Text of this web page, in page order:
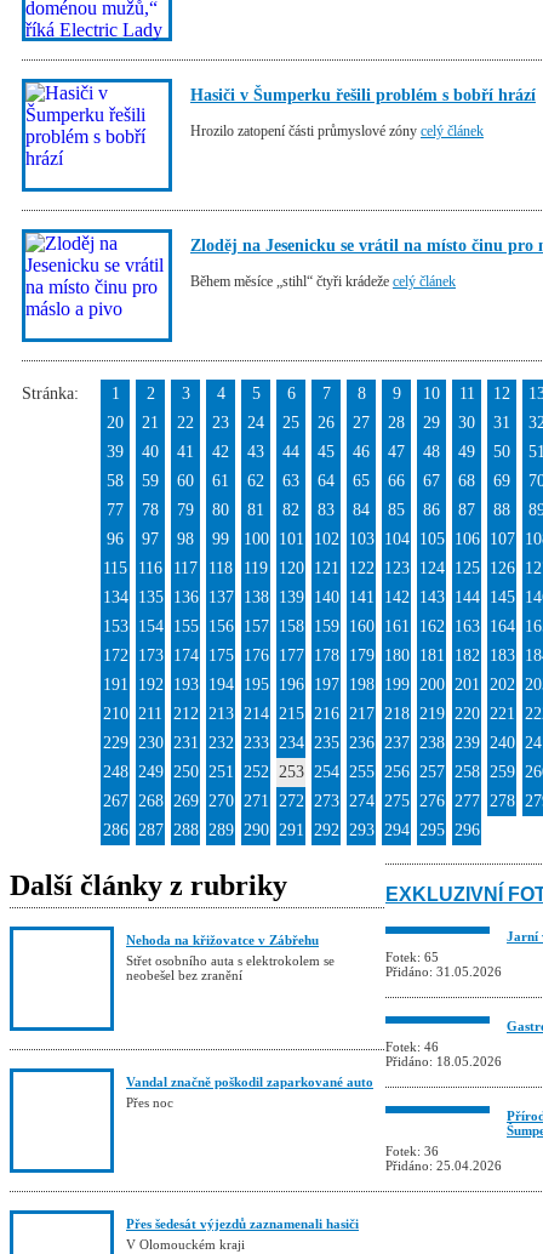
Hasiči v Šumperku řešili problém s bobří hrází
Hrozilo zatopení části průmyslové zóny celý článek
Zloděj na Jesenicku se vrátil na místo činu pro
Během měsíce „stihl“ čtyři krádeže celý článek
Stránka: 1 2 3 4 5 6 7 8 9 10 11 12
20
21 22 23 24 25 26 27 28 29 30 31
39
40 41 42 43 44 45 46 47 48 49 50
58
59 60 61 62 63 64 65 66 67 68 69
77
78 79 80 81 82 83 84 85 86 87 88
96
97 98 99 100 101 102 103 104 105 106 107
115
116 117 118 119 120 121 122 123 124 125 126
134
135 136 137 138 139 140 141 142 143 144 145
153
154 155 156 157 158 159 160 161 162 163 164
172
173 174 175 176 177 178 179 180 181 182 183
191
192 193 194 195 196 197 198 199 200 201 202
210 211 212 213 214 215 216 217 218 219 220 221
229 230 231 232 233 234 235 236 237 238 239 240
248 249 250 251 252 253 254 255 256 257 258 259
267 268 269 270 271 272 273 274 275 276 277 278
286 287 288 289 290 291 292 293 294 295 296
Další články z rubriky
Nehoda na křižovatce v Zábřehu
Střet osobního auta s elektrokolem se
neobešel bez zranění
Vandal značně poškodil zaparkované auto
Přes noc
Přes šedesát výjezdů zaznamenali hasiči
V Olomouckém kraji
EXKLUZIVNÍ
Jarní
Fotek: 65
Přidáno: 31.05.2026
Fotek: 46
Přidáno: 18.05.2026
Fotek: 36
Přidáno: 25.04.2026